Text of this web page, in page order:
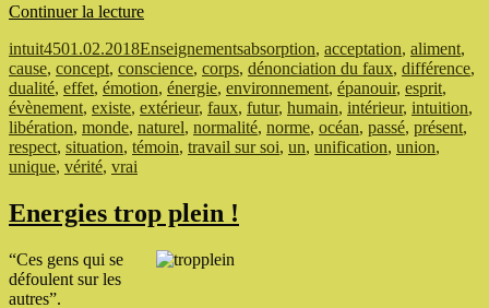
Continuer la lecturede
Auteur
intuit45Publié
le
01.02.2018Catégories
EnseignementsÉtiquettes
absorption, acceptation, aliment,
cause, concept, conscience, corps, dénonciation du faux, différence,
dualité, effet, émotion, énergie, environnement, épanouir, esprit,
évènement, existe, extérieur, faux, futur, humain, intérieur, intuition,
libération, monde, naturel, normalité, norme, océan, passé, présent,
respect, situation, témoin, travail sur soi, un, unification, union,
unique, vérité, vrai
Energies trop plein !
“Ces gens qui se
défoulent sur les
autres”.